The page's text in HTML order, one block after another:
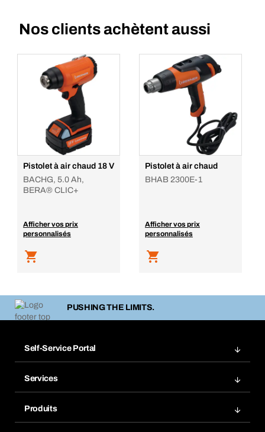
Nos clients achètent aussi
Pistolet à air chaud 18 V
BACHG, 5.0 Ah,
BERA® CLIC+
Afficher vos prix
personnalisés
Pistolet à air chaud
BHAB 2300E-1
Afficher vos prix
personnalisés
PUSHING THE LIMITS.
Self-Service Portal
Favoris
Commande automatique
Services
Produits